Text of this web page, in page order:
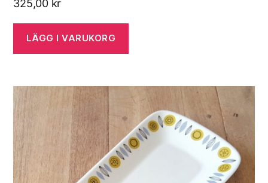
325,00 kr
LÄGG I VARUKORG